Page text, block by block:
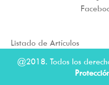
Listado de Artículos
@2018. Todos los